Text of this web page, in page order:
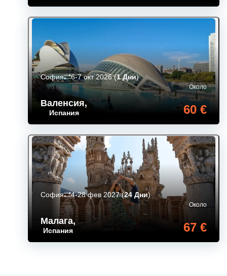
Валенсия,
Испания
Около
60 €
София 6-7 окт 2026(1 Дни)
Малага,
Испания
Около
67 €
София 4-28 фев 2027(24 Дни)